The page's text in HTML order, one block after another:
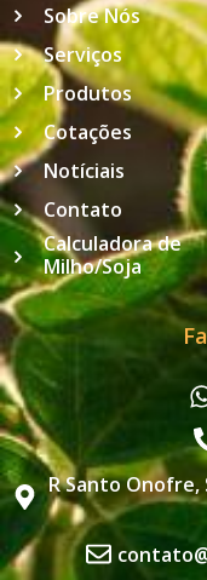
Sobre Nós
Serviços
Produtos
Cotações
Notíciais
Contato
Calculadora de
Milho/Soja
R Santo Onofre,